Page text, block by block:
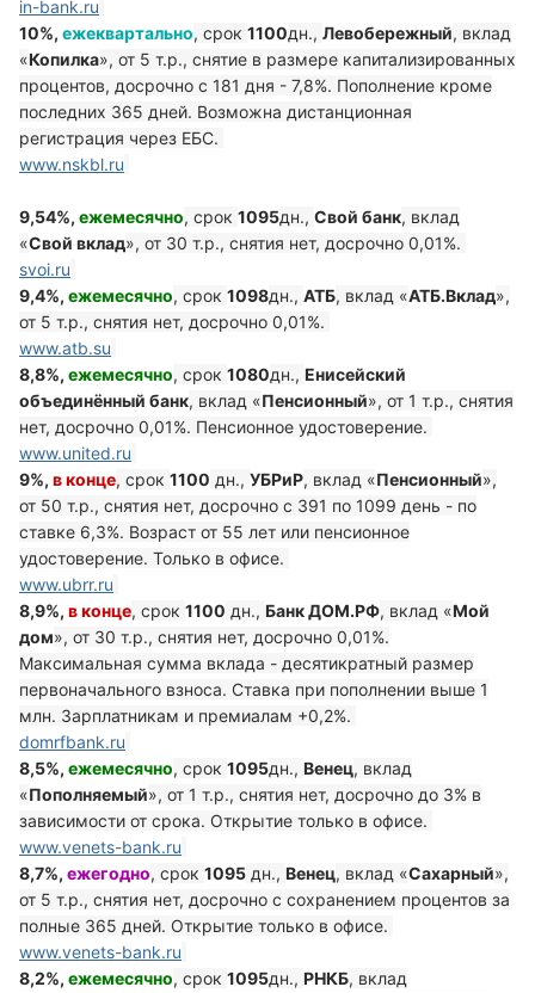
in-bank.ru
10%, ежеквартально, срок 1100дн., Левобережный, вклад
«Копилка», от 5 т.р., снятие в размере капитализированных
процентов, досрочно с 181 дня - 7,8%. Пополнение кроме
последних 365 дней. Возможна дистанционная
регистрация через ЕБС.
www.nskbl.ru
9,54%, ежемесячно, срок 1095дн., Свой банк, вклад
«Свой вклад», от 30 т.р., снятия нет, досрочно 0,01%.
svoi.ru
9,4%, ежемесячно, срок 1098дн., АТБ, вклад «АТБ.Вклад»,
от 5 т.р., снятия нет, досрочно 0,01%.
www.atb.su
8,8%, ежемесячно, срок 1080дн., Енисейский
объединённый банк, вклад «Пенсионный», от 1 т.р., снятия
нет, досрочно 0,01%. Пенсионное удостоверение.
www.united.ru
9%, в конце, срок 1100 дн., УБРиР, вклад «Пенсионный»,
от 50 т.р., снятия нет, досрочно с 391 по 1099 день - по
ставке 6,3%. Возраст от 55 лет или пенсионное
удостоверение. Только в офисе.
www.ubrr.ru
8,9%, в конце, срок 1100 дн., Банк ДОМ.РФ, вклад «Мой
дом», от 30 т.р., снятия нет, досрочно 0,01%.
Максимальная сумма вклада - десятикратный размер
первоначального взноса. Ставка при пополнении выше 1
млн. Зарплатникам и премиалам +0,2%.
domrfbank.ru
8,5%, ежемесячно, срок 1095дн., Венец, вклад
«Пополняемый», от 1 т.р., снятия нет, досрочно до 3% в
зависимости от срока. Открытие только в офисе.
www.venets-bank.ru
8,7%, ежегодно, срок 1095 дн., Венец, вклад «Сахарный»,
от 5 т.р., снятия нет, досрочно с сохранением процентов за
полные 365 дней. Открытие только в офисе.
www.venets-bank.ru
8,2%, ежемесячно, срок 1095дн., РНКБ, вклад